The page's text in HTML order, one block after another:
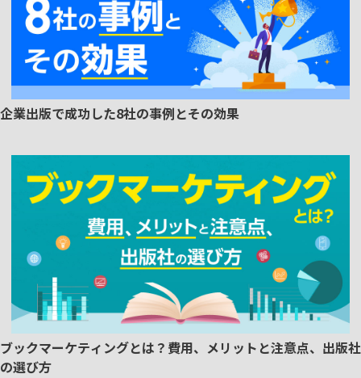
企業出版で成功した8社の事例とその効果
ブックマーケティングとは？費用、メリットと注意点、出版社
の選び方